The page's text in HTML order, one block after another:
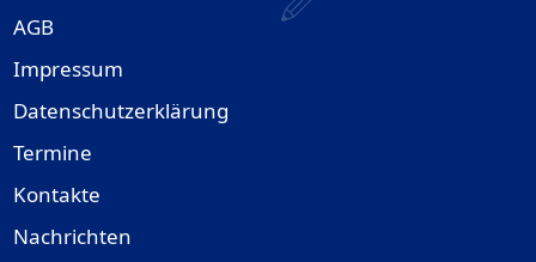
AGB
Impressum
Datenschutzerklärung
Termine
Kontakte
Nachrichten